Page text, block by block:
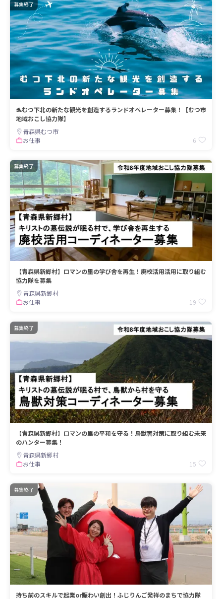
募集終了
🐬むつ下北の新たな観光を創造するランドオペレーター募集！【むつ市
地域おこし協力隊】
青森県むつ市
お仕事
6
募集終了
【青森県新郷村】ロマンの里の学び舎を再生！廃校活用活用に取り組む
協力隊を募集
青森県新郷村
お仕事
19
募集終了
【青森県新郷村】ロマンの里の平和を守る！鳥獣害対策に取り組む未来
のハンター募集！
青森県新郷村
お仕事
15
募集終了
持ち前のスキルで起業or賑わい創出！ふじりんご発祥のまちで協力隊